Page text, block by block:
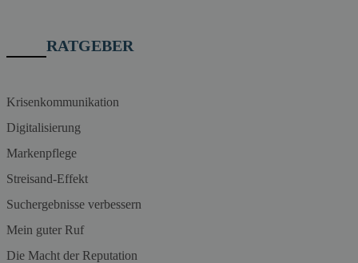
RATGEBER
Krisenkommunikation
Digitalisierung
Markenpflege
Streisand-Effekt
Suchergebnisse verbessern
Mein guter Ruf
Die Macht der Reputation